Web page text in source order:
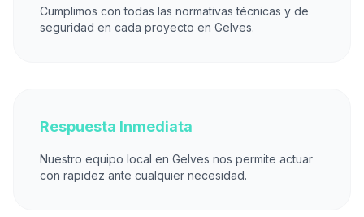
Cumplimos con todas las normativas técnicas y de
seguridad en cada proyecto en Gelves.
Respuesta Inmediata
Nuestro equipo local en Gelves nos permite actuar
con rapidez ante cualquier necesidad.